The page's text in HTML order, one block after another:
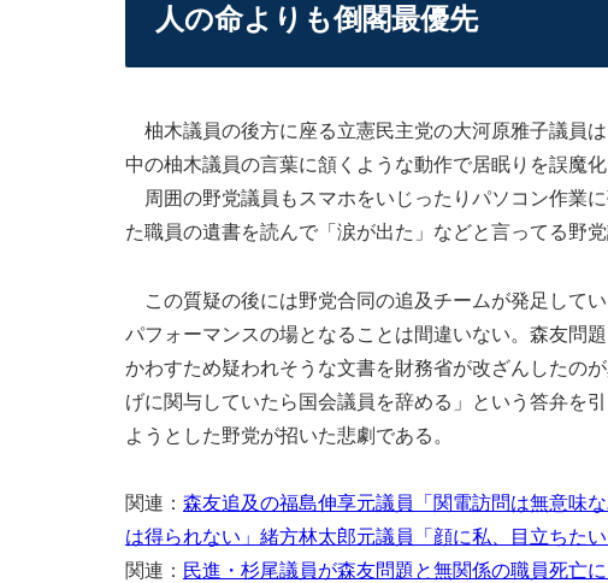
人の命よりも倒閣最優先
柚木議員の後方に座る立憲民主党の大河原雅子議員
中の柚木議員の言葉に頷くような動作で居眠りを誤魔
周囲の野党議員もスマホをいじったりパソコン作業
た職員の遺書を読んで「涙が出た」などと言ってる野
この質疑の後には野党合同の追及チームが発足して
パフォーマンスの場となることは間違いない。森友問
かわすため疑われそうな文書を財務省が改ざんしたの
げに関与していたら国会議員を辞める」という答弁を
ようとした野党が招いた悲劇である。
関連： 森友追及の福島伸享元議員「関電訪問は無意味
は得られない」緒方林太郎元議員「顔に私、目立ちたい
関連： 民進・杉尾議員が森友問題と無関係の職員死亡